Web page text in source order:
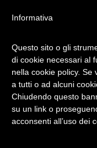
Informativa
Questo sito o gli
di cookie necessari al
nella cookie policy. Se
a tutti o ad alcuni
Chiudendo questo
su un link o
acconsenti all’uso dei